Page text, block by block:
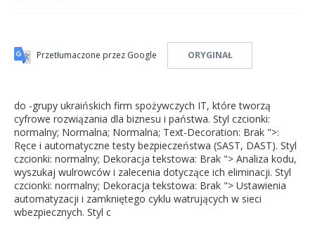
Przetłumaczone przez Google ORYGINAŁ
do -grupy ukraińskich firm spożywczych IT, które tworzą
cyfrowe rozwiązania dla biznesu i państwa. Styl czcionki:
normalny; Normalna; Normalna; Text-Decoration: Brak ">:
Ręce i automatyczne testy bezpieczeństwa (SAST, DAST). Styl
czcionki: normalny; Dekoracja tekstowa: Brak "> Analiza kodu,
wyszukaj wulrowców i zalecenia dotyczące ich eliminacji. Styl
czcionki: normalny; Dekoracja tekstowa: Brak "> Ustawienia
automatyzacji i zamkniętego cyklu watrujących w sieci
wbezpiecznych. Styl c